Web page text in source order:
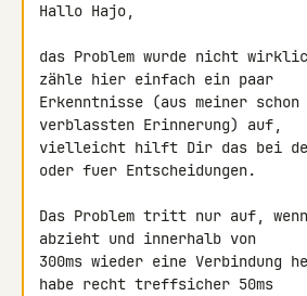
Hallo Hajo,
das Problem wurde nicht
zähle hier einfach ein paar
Erkenntnisse (aus meiner schon
verblassten Erinnerung) auf,
vielleicht hilft Dir das bei der
oder fuer Entscheidungen.
Das Problem tritt nur auf, wenn
abzieht und innerhalb von
300ms wieder eine
habe recht treffsicher 50ms